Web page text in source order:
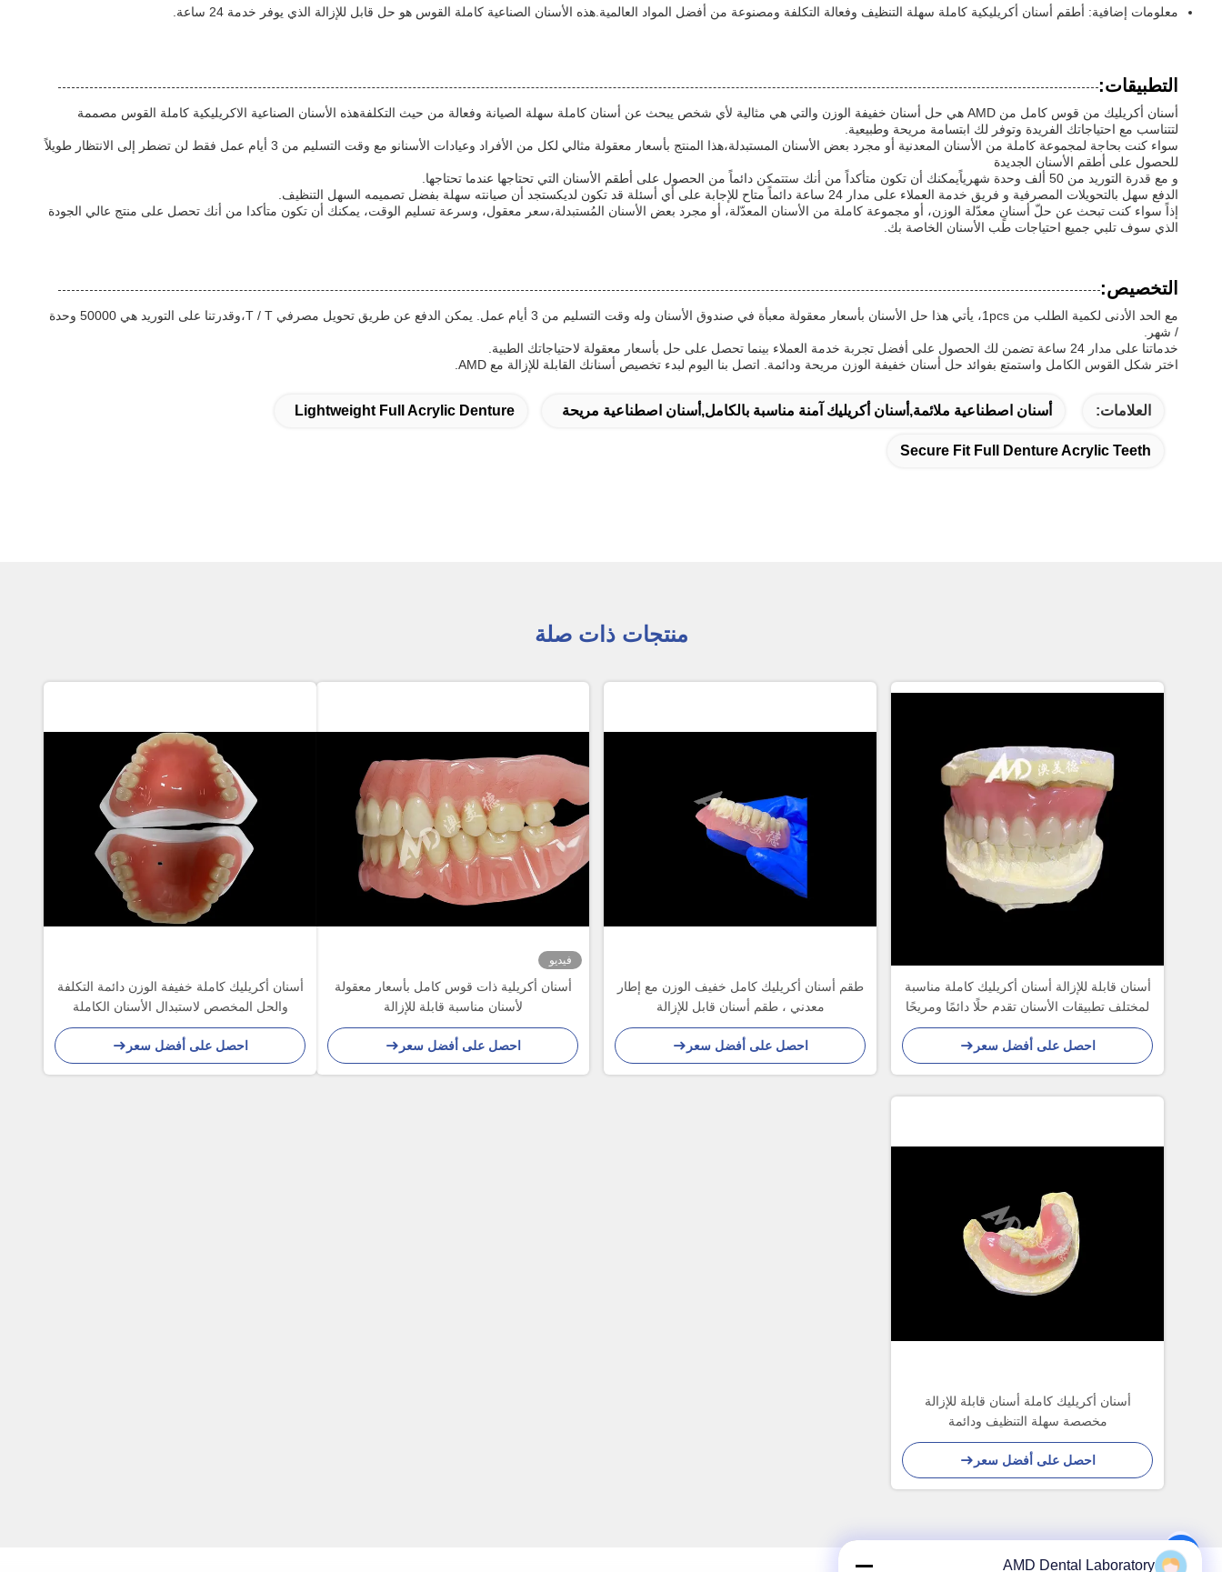
معلومات إضافية: أطقم أسنان أكريليكية كاملة سهلة التنظيف وفعالة التكلفة ومصنوعة من أفضل المواد العالمية.هذه الأسنان الصناعية كاملة القوس هو حل قابل للإزالة الذي يوفر خدمة 24 ساعة.
التطبيقات:
أسنان أكريليك من قوس كامل من AMD هي حل أسنان خفيفة الوزن والتي هي مثالية لأي شخص يبحث عن أسنان كاملة سهلة الصيانة وفعالة من حيث التكلفةهذه الأسنان الصناعية الاكريليكية كاملة القوس مصممة
لتتناسب مع احتياجاتك الفريدة وتوفر لك ابتسامة مريحة وطبيعية.
سواء كنت بحاجة لمجموعة كاملة من الأسنان المعدنية أو مجرد بعض الأسنان المستبدلة،هذا المنتج بأسعار معقولة مثالي لكل من الأفراد وعيادات الأسنانو مع وقت التسليم من 3 أيام عمل فقط لن تضطر إلى الانتظار طويلاً
للحصول على أطقم الأسنان الجديدة
و مع قدرة التوريد من 50 ألف وحدة شهرياًيمكنك أن تكون متأكداً من أنك ستتمكن دائماً من الحصول على أطقم الأسنان التي تحتاجها عندما تحتاجها.
الدفع سهل بالتحويلات المصرفية و فريق خدمة العملاء على مدار 24 ساعة دائماً متاح للإجابة على أي أسئلة قد تكون لديكستجد أن صيانته سهلة بفضل تصميمه السهل التنظيف.
إذاً سواء كنت تبحث عن حلّ أسنانٍ معدّلة الوزن، أو مجموعة كاملة من الأسنان المعدّلة، أو مجرد بعض الأسنان المُستبدلة،سعر معقول، وسرعة تسليم الوقت، يمكنك أن تكون متأكدا من أنك تحصل على منتج عالي الجودة
الذي سوف تلبي جميع احتياجات طب الأسنان الخاصة بك.
التخصيص:
مع الحد الأدنى لكمية الطلب من 1pcs، يأتي هذا حل الأسنان بأسعار معقولة معبأة في صندوق الأسنان وله وقت التسليم من 3 أيام عمل. يمكن الدفع عن طريق تحويل مصرفي T / T،وقدرتنا على التوريد هي 50000 وحدة
/ شهر.
خدماتنا على مدار 24 ساعة تضمن لك الحصول على أفضل تجربة خدمة العملاء بينما تحصل على حل بأسعار معقولة لاحتياجاتك الطبية.
اختر شكل القوس الكامل واستمتع بفوائد حل أسنان خفيفة الوزن مريحة ودائمة. اتصل بنا اليوم لبدء تخصيص أسنانك القابلة للإزالة مع AMD.
العلامات: أسنان اصطناعية ملائمة,أسنان أكريليك آمنة مناسبة بالكامل,أسنان اصطناعية مريحة Lightweight Full Acrylic Denture
Secure Fit Full Denture Acrylic Teeth
منتجات ذات صلة
أسنان قابلة للإزالة أسنان أكريليك كاملة مناسبة
لمختلف تطبيقات الأسنان تقدم حلًا دائمًا ومريحًا
احصل على أفضل سعر
طقم أسنان أكريليك كامل خفيف الوزن مع إطار
معدني ، طقم أسنان قابل للإزالة
احصل على أفضل سعر
فيديو
أسنان أكريلية ذات قوس كامل بأسعار معقولة
لأسنان مناسبة قابلة للإزالة
احصل على أفضل سعر
أسنان أكريليك كاملة خفيفة الوزن دائمة التكلفة
والحل المخصص لاستبدال الأسنان الكاملة
احصل على أفضل سعر
أسنان أكريليك كاملة أسنان قابلة للإزالة
مخصصة سهلة التنظيف ودائمة
احصل على أفضل سعر
AMD Dental Laboratory